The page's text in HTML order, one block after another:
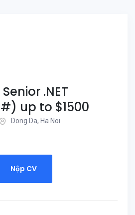
.NET
up to $1500
Dong Da, Ha Noi
Nộp CV